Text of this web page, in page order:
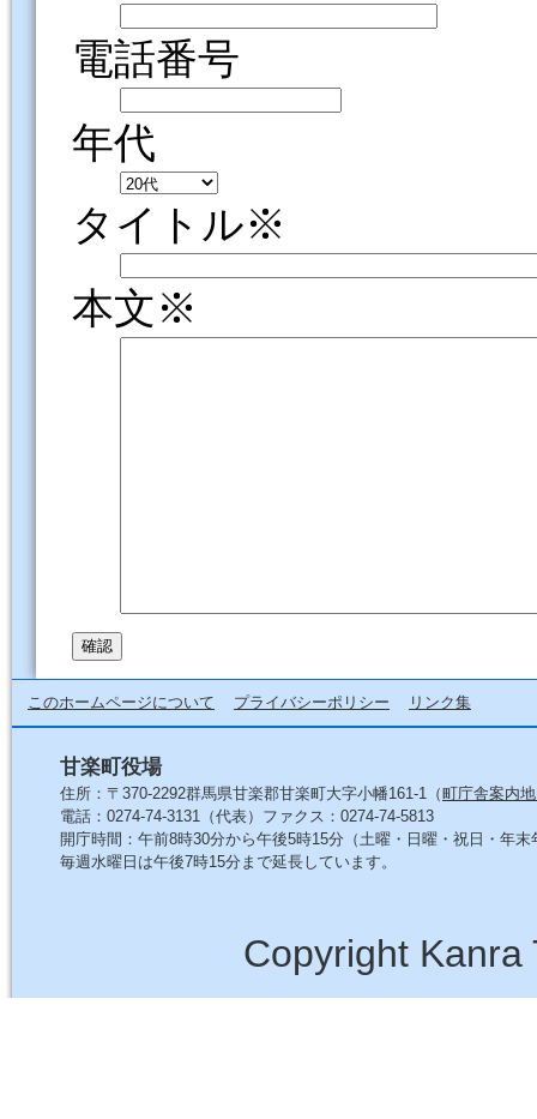
電話番号
年代
タイトル※
本文※
このホームページについて プライバシーポリシー リンク集
甘楽町役場
住所：〒370-2292群馬県甘楽郡甘楽町大字小幡161-1（町庁舎案内
電話：0274-74-3131（代表）ファクス：0274-74-5813
開庁時間：午前8時30分から午後5時15分（土曜・日曜・祝日・年末
毎週水曜日は午後7時15分まで延長しています。
Copyright Kanra